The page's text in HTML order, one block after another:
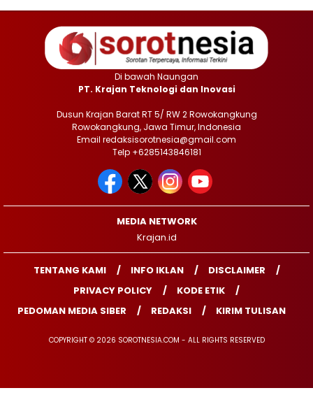
Di bawah Naungan
PT. Krajan Teknologi dan Inovasi
Dusun Krajan Barat RT 5/ RW 2 Rowokangkung
Rowokangkung, Jawa Timur, Indonesia
Email redaksisorotnesia@gmail.com
Telp +6285143846181
MEDIA NETWORK
Krajan.id
TENTANG KAMI INFO IKLAN
DISCLAIMER
PRIVACY POLICY
KODE ETIK
PEDOMAN MEDIA SIBER
REDAKSI KIRIM TULISAN
COPYRIGHT © 2026 SOROTNESIA.COM - ALL RIGHTS RESERVED